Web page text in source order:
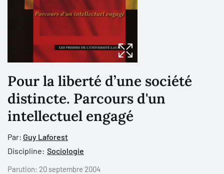
Pour la liberté d’une société
distincte. Parcours d'un
intellectuel engagé
Par: Guy Laforest
Discipline: Sociologie
Parution: 20 septembre 2004